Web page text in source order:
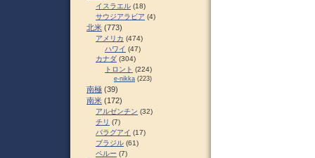
イスラエル (18)
サウジアラビア (4)
北米 (773)
アメリカ (474)
ハワイ (47)
カナダ (304)
トロント (224)
e-nikka (223)
南極 (39)
南米 (172)
アルゼンチン (32)
チリ (7)
パラグアイ (17)
ブラジル (61)
ペルー (7)